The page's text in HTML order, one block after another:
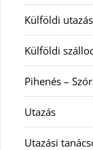
Külföldi utazás
Külföldi
Pihenés –
Utazás
Utazási